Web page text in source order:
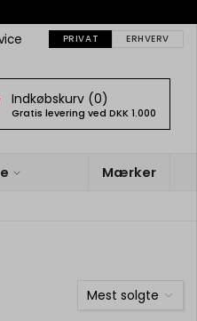
PRIVAT ERHVERV
Indkøbskurv (0)
Gratis levering ved DKK 1.000
Mærker
Mest solgte